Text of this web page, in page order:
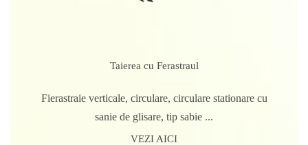
Taierea cu Ferastraul
Fierastraie verticale, circulare, circulare stationare cu
sanie de glisare, tip sabie ...
VEZI AICI